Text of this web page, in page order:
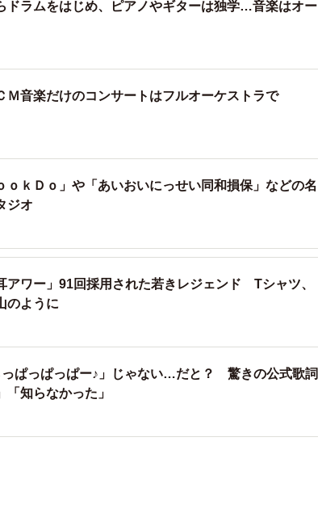
ドラムをはじめ、ピアノやギターは独学…音楽はオー
音楽だけのコンサートはフルオーケストラで
ｏｋＤｏ」や「あいおいにっせい同和損保」などの名
ジオ
アワー」91回採用された若きレジェンド Tシャツ、
のように
っぱっぱっぱー♪」じゃない…だと？ 驚きの公式歌詞
知らなかった」